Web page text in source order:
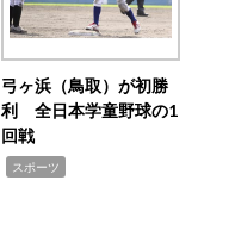
弓ヶ浜（鳥取）が初勝
利 全日本学童野球の1
回戦
スポーツ